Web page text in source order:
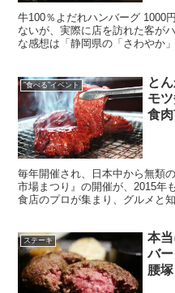
牛100％よだれハンバーグ 1000
ないが、実際に店を訪れた客が
な感想は「静岡県の「さわやか
”食べる”イベント
と
モ
食
毎年開催され、日本中から無類
市場まつり』の開催が、2015年
食店のプロが集まり、グルメと
ステーキ
本
バ
腰塚